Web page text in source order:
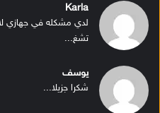
Karla
لدي مشكله في جهازي
تشغ...
يوسف
شكرا جزيلا...